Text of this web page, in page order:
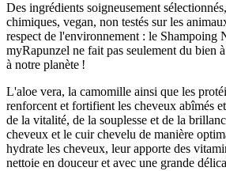
Des ingrédients soigneusement
chimiques, vegan, non testés sur les
respect de l'environnement : le Shampoing
myRapunzel ne fait pas seulement du bien
à notre planète !
L'aloe vera, la camomille ainsi que les
renforcent et fortifient les cheveux abîmés
de la vitalité, de la souplesse et de la
cheveux et le cuir chevelu de manière
hydrate les cheveux, leur apporte des
nettoie en douceur et avec une grande